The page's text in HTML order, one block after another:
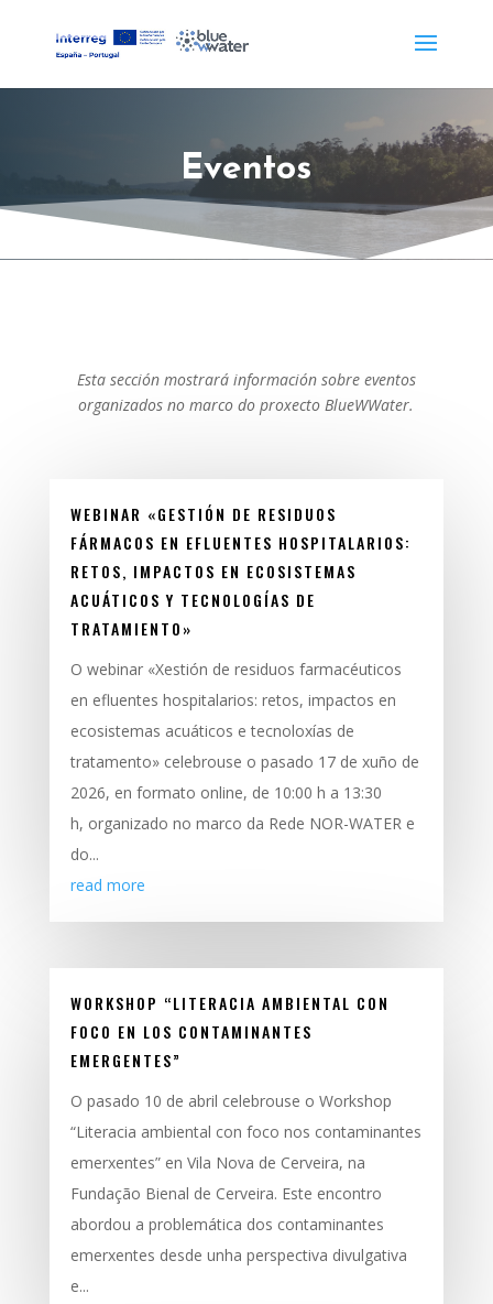
Eventos
Esta sección mostrará información sobre eventos
organizados no marco do proxecto BlueWWater.
WEBINAR «GESTIÓN DE RESIDUOS
FÁRMACOS EN EFLUENTES HOSPITALARIOS:
RETOS, IMPACTOS EN ECOSISTEMAS
ACUÁTICOS Y TECNOLOGÍAS DE
TRATAMIENTO»
O webinar «Xestión de residuos farmacéuticos
en efluentes hospitalarios: retos, impactos en
ecosistemas acuáticos e tecnoloxías de
tratamento» celebrouse o pasado 17 de xuño de
2026, en formato online, de 10:00 h a 13:30
h, organizado no marco da Rede NOR-WATER e
do...
read more
WORKSHOP “LITERACIA AMBIENTAL CON
FOCO EN LOS CONTAMINANTES
EMERGENTES”
O pasado 10 de abril celebrouse o Workshop
“Literacia ambiental con foco nos contaminantes
emerxentes” en Vila Nova de Cerveira, na
Fundação Bienal de Cerveira. Este encontro
abordou a problemática dos contaminantes
emerxentes desde unha perspectiva divulgativa
e...